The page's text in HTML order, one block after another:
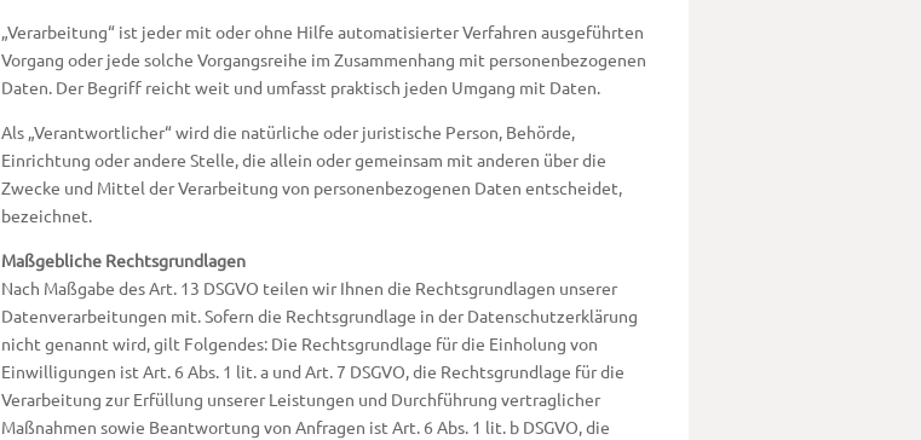
„Verarbeitung“ ist jeder mit oder ohne Hilfe automatisierter Verfahren ausgeführten
Vorgang oder jede solche Vorgangsreihe im Zusammenhang mit personenbezogenen
Daten. Der Begriff reicht weit und umfasst praktisch jeden Umgang mit Daten.
Als „Verantwortlicher“ wird die natürliche oder juristische Person, Behörde,
Einrichtung oder andere Stelle, die allein oder gemeinsam mit anderen über die
Zwecke und Mittel der Verarbeitung von personenbezogenen Daten entscheidet,
bezeichnet.
Maßgebliche Rechtsgrundlagen
Nach Maßgabe des Art. 13 DSGVO teilen wir Ihnen die Rechtsgrundlagen unserer
Datenverarbeitungen mit. Sofern die Rechtsgrundlage in der Datenschutzerklärung
nicht genannt wird, gilt Folgendes: Die Rechtsgrundlage für die Einholung von
Einwilligungen ist Art. 6 Abs. 1 lit. a und Art. 7 DSGVO, die Rechtsgrundlage für die
Verarbeitung zur Erfüllung unserer Leistungen und Durchführung vertraglicher
Maßnahmen sowie Beantwortung von Anfragen ist Art. 6 Abs. 1 lit. b DSGVO, die